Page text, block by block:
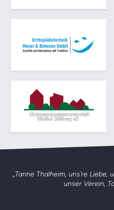
„Tanne Thalheim, uns’re Liebe,
unser Verein,